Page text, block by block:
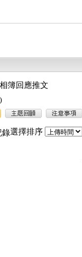
簿回應推文
錄選擇排序